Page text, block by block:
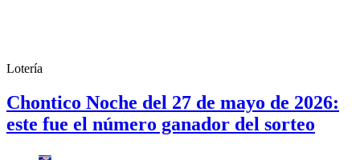
Lotería
Chontico Noche del 27 de mayo de 2026:
este fue el número ganador del sorteo